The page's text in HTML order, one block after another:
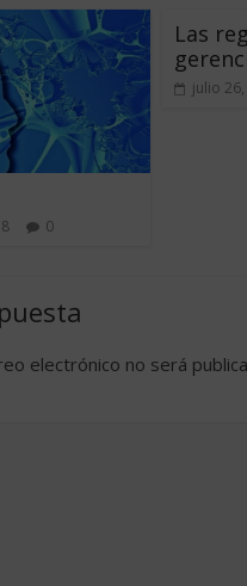
0
Las
julio
electrónico no será